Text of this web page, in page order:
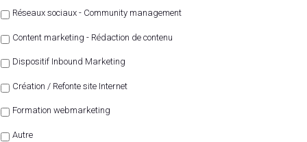
Réseaux sociaux - Community management
Content marketing - Rédaction de contenu
Dispositif Inbound Marketing
Création / Refonte site Internet
Formation webmarketing
Autre